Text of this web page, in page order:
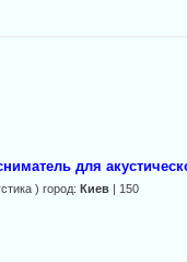
для
) город: Киев| 150